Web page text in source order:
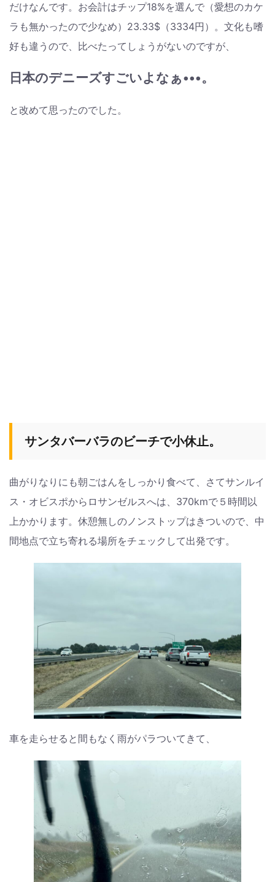
だけなんです。お会計はチップ18%を選んで（愛想のカケ
ラも無かったので少なめ）23.33$（3334円）。文化も嗜
好も違うので、比べたってしょうがないのですが、
日本のデニーズすごいよなぁ•••。
と改めて思ったのでした。
サンタバーバラのビーチで小休止。
曲がりなりにも朝ごはんをしっかり食べて、さてサンルイ
ス・オビスポからロサンゼルスへは、370kmで５時間以
上かかります。休憩無しのノンストップはきついので、中
間地点で立ち寄れる場所をチェックして出発です。
車を走らせると間もなく雨がパラついてきて、